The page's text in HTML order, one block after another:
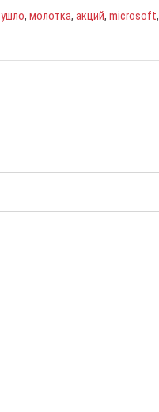
ушло,молотка,акций,microsoft,